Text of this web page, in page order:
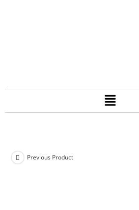
Previous Product